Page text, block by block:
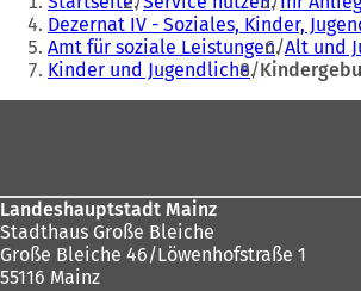
befinden
sich
hier:
Dezernat IV - Soziales, Kinder,
Amt für soziale Leistungen Alt und
Kinder und Jugendliche
Landeshauptstadt Mainz
Stadthaus Große Bleiche
Große Bleiche 46/Löwenhofstraße 1
55116 Mainz